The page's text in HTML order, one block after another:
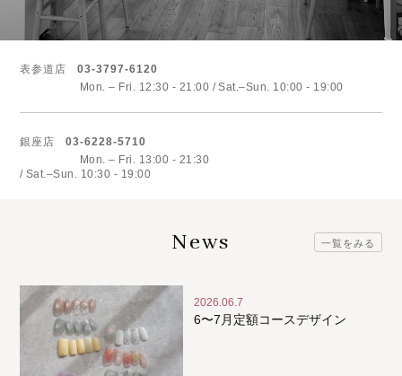
表参道店
03-3797-6120
Mon. – Fri. 12:30 - 21:00
Sat.–Sun. 10:00 - 19:00
銀座店
03-6228-5710
Mon. – Fri. 13:00 - 21:30
Sat.–Sun. 10:30 - 19:00
News 一覧をみる
2026.06.7
6〜7月定額コースデザイン